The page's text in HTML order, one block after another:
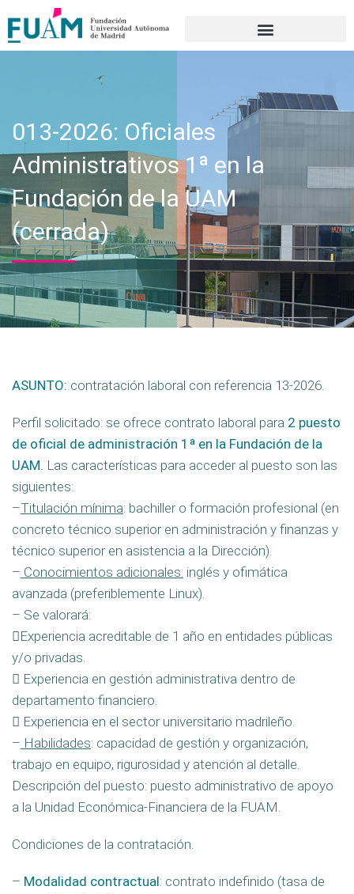
013-2026: Oficiales
Administrativos 1ª en la
Fundación de la UAM
(cerrada)
ASUNTO: contratación laboral con referencia 13-2026.
Perfil solicitado: se ofrece contrato laboral para 2 puesto
de oficial de administración 1ª en la Fundación de la
UAM. Las características para acceder al puesto son las
siguientes:
–Titulación mínima: bachiller o formación profesional (en
concreto técnico superior en administración y finanzas y
técnico superior en asistencia a la Dirección).
– Conocimientos adicionales: inglés y ofimática
avanzada (preferiblemente Linux).
– Se valorará:
Experiencia acreditable de 1 año en entidades públicas
y/o privadas.
 Experiencia en gestión administrativa dentro de
departamento financiero.
 Experiencia en el sector universitario madrileño.
– Habilidades: capacidad de gestión y organización,
trabajo en equipo, rigurosidad y atención al detalle.
Descripción del puesto: puesto administrativo de apoyo
a la Unidad Económica-Financiera de la FUAM.
Condiciones de la contratación.
– Modalidad contractual: contrato indefinido (tasa de